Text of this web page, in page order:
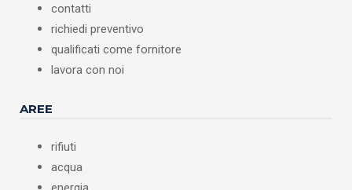
contatti
richiedi preventivo
qualificati come fornitore
lavora con noi
AREE
rifiuti
acqua